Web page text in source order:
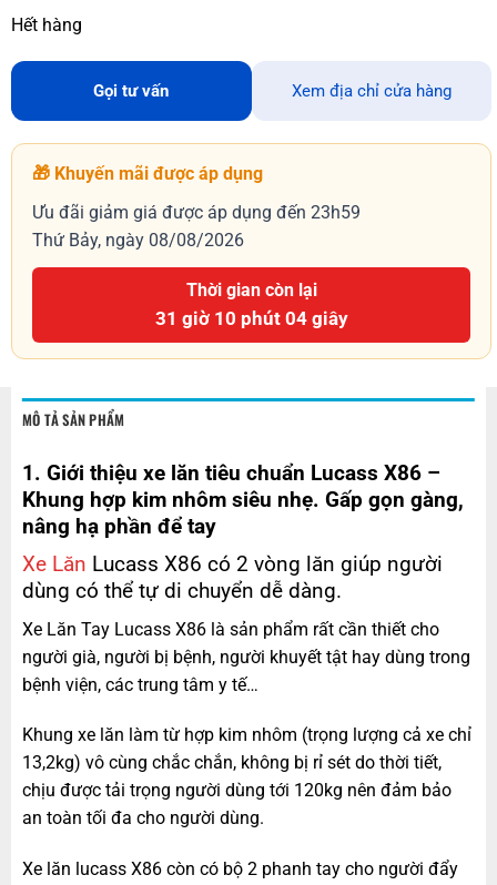
Hết hàng
Gọi tư vấn Xem địa chỉ cửa hàng
🎁 Khuyến mãi được áp dụng
Ưu đãi giảm giá được áp dụng đến 23h59
Thứ Bảy, ngày 08/08/2026
Thời gian còn lại
31 giờ 10 phút 03 giây
MÔ TẢ SẢN PHẨM
1. Giới thiệu xe lăn tiêu chuẩn Lucass X86 –
Khung hợp kim nhôm siêu nhẹ. Gấp gọn gàng,
nâng hạ phần để tay
Xe Lăn Lucass X86 có 2 vòng lăn giúp người
dùng có thể tự di chuyển dễ dàng.
Xe Lăn Tay Lucass X86 là sản phẩm rất cần thiết cho
người già, người bị bệnh, người khuyết tật hay dùng trong
bệnh viện, các trung tâm y tế…
Khung xe lăn làm từ hợp kim nhôm (trọng lượng cả xe chỉ
13,2kg) vô cùng chắc chắn, không bị rỉ sét do thời tiết,
chịu được tải trọng người dùng tới 120kg nên đảm bảo
an toàn tối đa cho người dùng.
Xe lăn lucass X86 còn có bộ 2 phanh tay cho người đẩy